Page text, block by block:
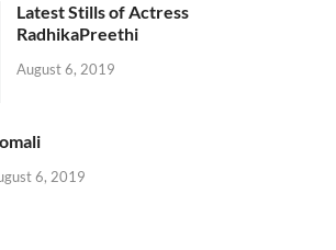
Latest Stills of Actress
RadhikaPreethi
August 6, 2019
6, 2019